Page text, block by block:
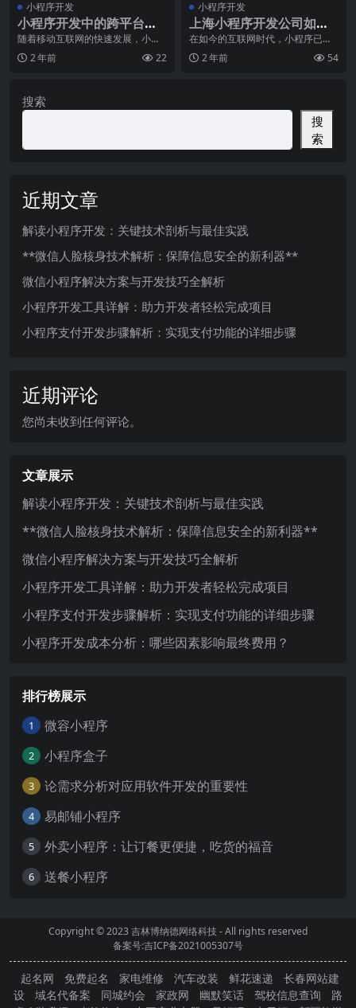
小程序开发
小程序开发中的跨平台框
架选择与对比
随着移动互联网的快速发展，小程
序成为了各大企业和开发者关注的
焦点。小程序以其轻便
2 年前 22
小程序开发
上海小程序开发公司如何
为客户制定差异化策略？
在如今的互联网时代，小程序已经
成为了企业推广和服务的一种重要
工具。然而，面对市场
2 年前 54
搜索
搜
索
近期文章
解读小程序开发：关键技术剖析与最佳实践
**微信人脸核身技术解析：保障信息安全的新利器**
微信小程序解决方案与开发技巧全解析
小程序开发工具详解：助力开发者轻松完成项目
小程序支付开发步骤解析：实现支付功能的详细步骤
近期评论
您尚未收到任何评论。
文章展示
解读小程序开发：关键技术剖析与最佳实践
**微信人脸核身技术解析：保障信息安全的新利器**
微信小程序解决方案与开发技巧全解析
小程序开发工具详解：助力开发者轻松完成项目
小程序支付开发步骤解析：实现支付功能的详细步骤
小程序开发成本分析：哪些因素影响最终费用？
排行榜展示
1 微容小程序
2 小程序盒子
3 论需求分析对应用软件开发的重要性
4 易邮铺小程序
5 外卖小程序：让订餐更便捷，吃货的福音
6 送餐小程序
Copyright © 2023吉林博纳德网络科技- All rights reserved
备案号:吉ICP备2021005307号
起名网 免费起名 家电维修 汽车改装 鲜花速递
长春网站建
设
域名代备案 同城约会 家政网 幽默笑话 驾校信息查询
路